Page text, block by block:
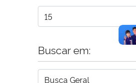
Buscar em: